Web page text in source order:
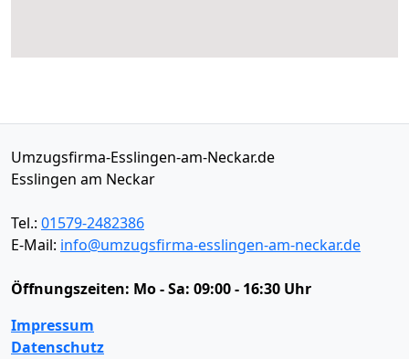
Umzugsfirma-Esslingen-am-Neckar.de
Esslingen am Neckar
Tel.: 01579-2482386
E-Mail: info@umzugsfirma-esslingen-am-neckar.de
Öffnungszeiten: Mo - Sa: 09:00 - 16:30 Uhr
Impressum
Datenschutz